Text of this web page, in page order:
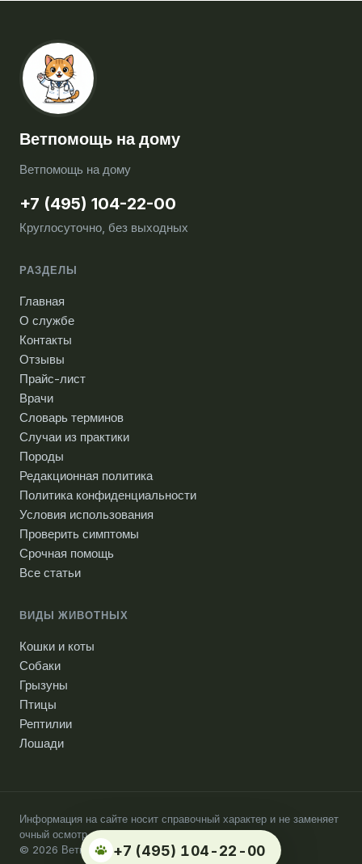
+7 (495) 104-22-00
Ветпомощь на дому
Ветпомощь на дому
+7 (495) 104-22-00
Круглосуточно, без выходных
РАЗДЕЛЫ
Главная
О службе
Контакты
Отзывы
Прайс-лист
Врачи
Словарь терминов
Случаи из практики
Породы
Редакционная политика
Политика конфиденциальности
Условия использования
Проверить симптомы
Срочная помощь
Все статьи
ВИДЫ ЖИВОТНЫХ
Кошки и коты
Собаки
Грызуны
Птицы
Рептилии
Лошади
Информация на сайте носит справочный характер и не заменяет
очный осмотр ветеринарного врача.
© 2026 Ветпомощь на дому. Москва.